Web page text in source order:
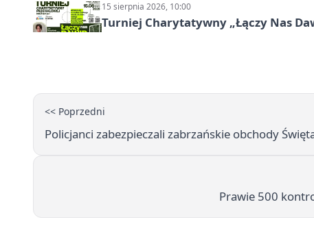
15 sierpnia 2026, 10:00
Turniej Charytatywny „Łączy Nas
<< Poprzedni
Policjanci zabezpieczali zabrzańskie obchody
Prawie 500